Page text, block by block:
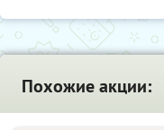
Похожие акции: